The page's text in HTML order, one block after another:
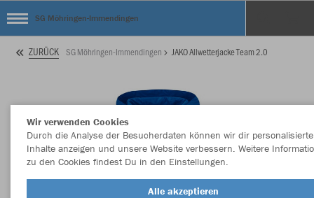
SG Möhringen-Immendingen
ZURÜCK SG Möhringen-Immendingen JAKO Allwetterjacke Team 2.0
Wir verwenden Cookies
Durch die Analyse der Besucherdaten können wir dir personalisierte
Inhalte anzeigen und unsere Website verbessern. Weitere
zu den Cookies findest Du in den Einstellungen.
Alle akzeptieren